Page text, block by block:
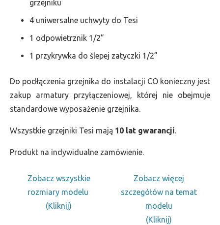
grzejniku
4 uniwersalne uchwyty do Tesi
1 odpowietrznik 1/2”
1 przykrywka do ślepej zatyczki 1/2”
Do podłączenia grzejnika do instalacji CO konieczny jest
zakup armatury przyłączeniowej, której nie obejmuje
standardowe wyposażenie grzejnika.
Wszystkie grzejniki Tesi mają 10 lat gwarancji.
Produkt na indywidualne zamówienie.
Zobacz wszystkie
rozmiary modelu
(Kliknij)
Zobacz więcej
szczegółów na temat
modelu
(Kliknij)